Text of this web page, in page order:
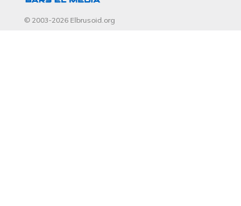
© 2003-2026 Elbrusoid.org